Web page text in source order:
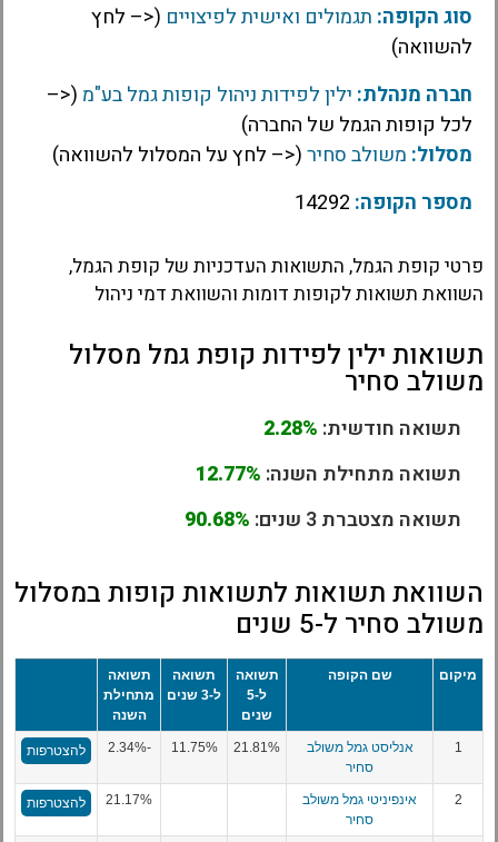
סוג הקופה: תגמולים ואישית לפיצויים (<– לחץ
להשוואה)
חברה מנהלת: ילין לפידות ניהול קופות גמל בע"מ (<–
לכל קופות הגמל של החברה)
מסלול: משולב סחיר(<– לחץ על המסלול להשוואה)
מספר הקופה:
פרטי קופת הגמל, התשואות העדכניות של קופת הגמל,
השוואת תשואות לקופות דומות והשוואת דמי ניהול
תשואות ילין לפידות קופת גמל מסלול
משולב סחיר
תשואה חודשית: 2.28%
תשואה מתחילת השנה: 12.77%
תשואה מצטברת 3 שנים:
90.68%
השוואת תשואות לתשואות קופות במסלול
משולב סחיר ל-5 שנים
מיקום שם הקופה
תשואה
ל-5
שנים
תשואה
ל-3 שנים
תשואה
מתחילת
השנה
1
אנליסט גמל משולב
סחיר
21.81%
11.75%
-2.34% להצטרפות
2
אינפיניטי גמל משולב
סחיר
21.17% להצטרפות